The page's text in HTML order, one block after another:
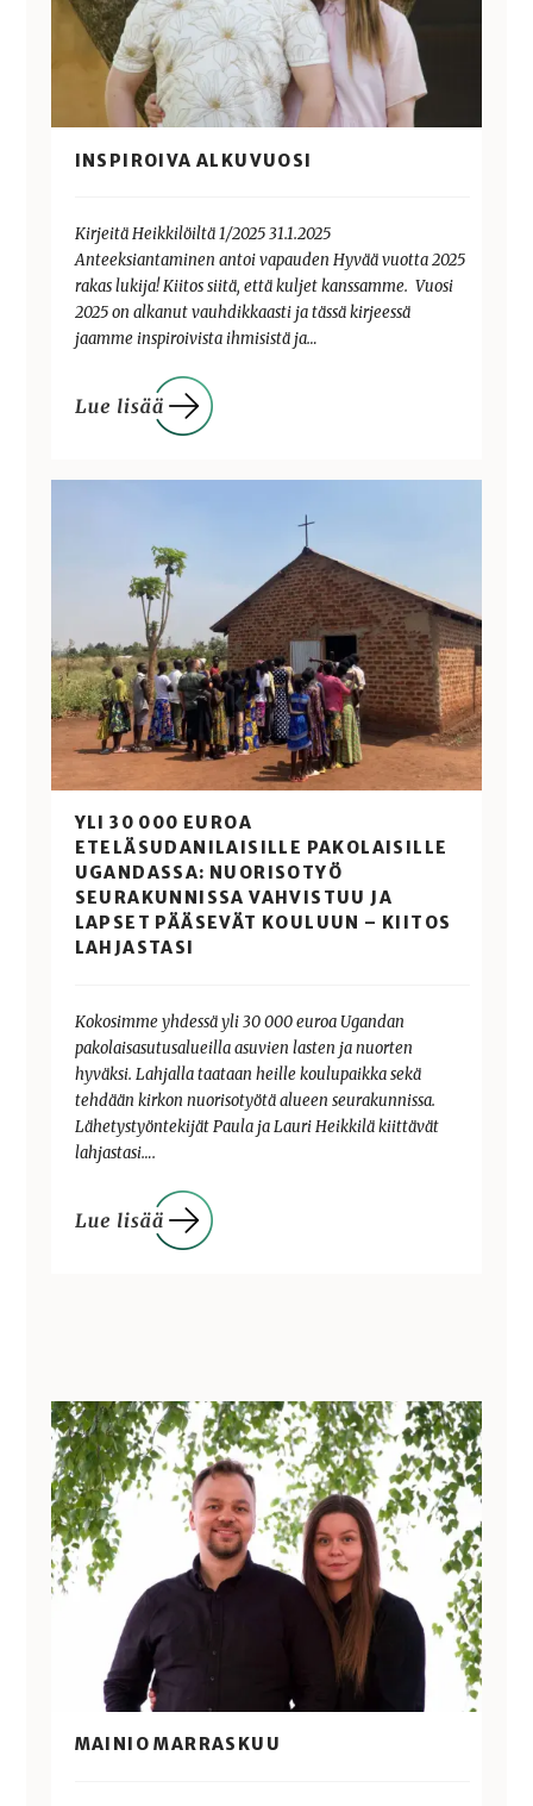
INSPIROIVA ALKUVUOSI
Kirjeitä Heikkilöiltä 1/2025 31.1.2025
Anteeksiantaminen antoi vapauden Hyvää vuotta 2025
rakas lukija! Kiitos siitä, että kuljet kanssamme. ️ Vuosi
2025 on alkanut vauhdikkaasti ja tässä kirjeessä
jaamme inspiroivista ihmisistä ja…
YLI 30 000 EUROA
ETELÄSUDANILAISILLE PAKOLAISILLE
UGANDASSA: NUORISOTYÖ
SEURAKUNNISSA VAHVISTUU JA
LAPSET PÄÄSEVÄT KOULUUN – KIITOS
LAHJASTASI
Kokosimme yhdessä yli 30 000 euroa Ugandan
pakolaisasutusalueilla asuvien lasten ja nuorten
hyväksi. Lahjalla taataan heille koulupaikka sekä
tehdään kirkon nuorisotyötä alueen seurakunnissa.
Lähetystyöntekijät Paula ja Lauri Heikkilä kiittävät
lahjastasi….
MAINIO MARRASKUU